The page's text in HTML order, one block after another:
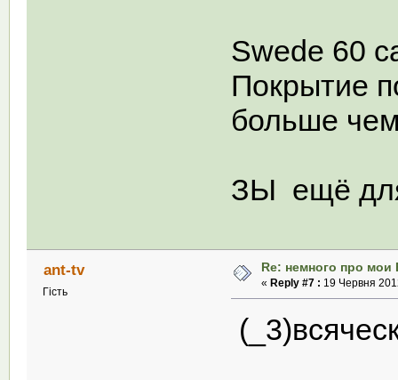
Swede 60
Покрытие
больше
ЗЫ ещё
ant-tv
Гість
Re: немного про мои
« Reply #7 : 19 Червня